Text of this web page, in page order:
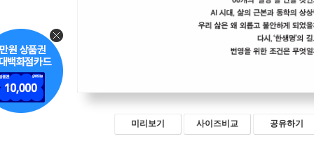
미리보기 사이즈비교 공유하기